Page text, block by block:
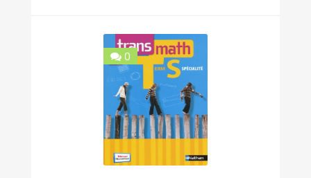
0